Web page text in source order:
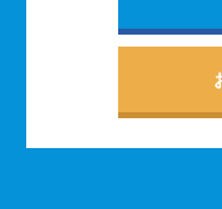
個人でのご利用から
様の用途に合わせた